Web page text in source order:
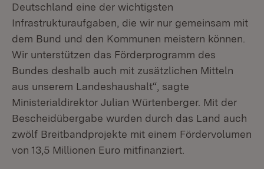
Deutschland eine der wichtigsten
Infrastrukturaufgaben, die wir nur gemeinsam mit
dem Bund und den Kommunen meistern können.
Wir unterstützen das Förderprogramm des
Bundes deshalb auch mit zusätzlichen Mitteln
aus unserem Landeshaushalt“, sagte
Ministerialdirektor Julian Würtenberger. Mit der
Bescheidübergabe wurden durch das Land auch
zwölf Breitbandprojekte mit einem Fördervolumen
von 13,5 Millionen Euro mitfinanziert.